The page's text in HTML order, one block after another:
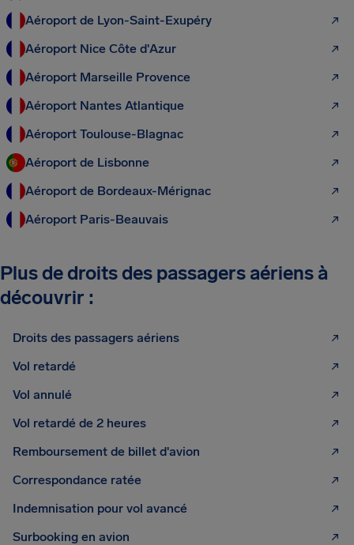
Aéroport de Lyon-Saint-Exupéry
Aéroport Nice Côte d'Azur
Aéroport Marseille Provence
Aéroport Nantes Atlantique
Aéroport Toulouse-Blagnac
Aéroport de Lisbonne
Aéroport de Bordeaux-Mérignac
Aéroport Paris-Beauvais
Plus de droits des passagers aériens à
découvrir :
Droits des passagers aériens
Vol retardé
Vol annulé
Vol retardé de 2 heures
Remboursement de billet d'avion
Correspondance ratée
Indemnisation pour vol avancé
Surbooking en avion